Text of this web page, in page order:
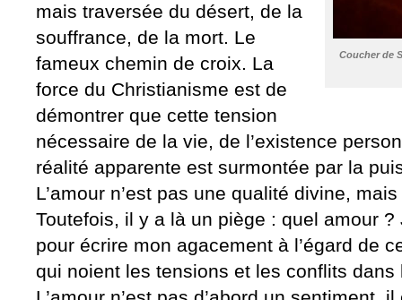
Coucher de
mais traversée du désert, de la
souffrance, de la mort. Le
fameux chemin de croix. La
force du Christianisme est de
démontrer que cette tension
nécessaire de la vie, de l’existence
réalité apparente est surmontée par la
L’amour n’est pas une qualité divine,
Toutefois, il y a là un piège : quel amour
pour écrire mon agacement à l’égard de
qui noient les tensions et les conflits